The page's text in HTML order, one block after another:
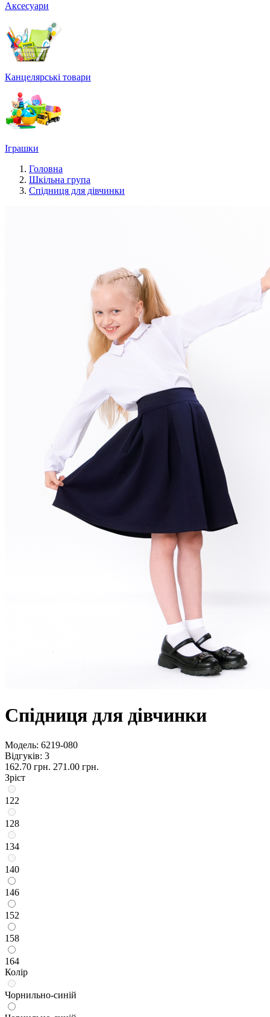
Аксесуари
Канцелярські товари
Іграшки
Головна
Шкільна група
Спідниця для дівчинки
Спідниця для дівчинки
Модель: 6219-080
Відгуків: 3
162.70 грн. 271.00 грн.
Зріст
122
128
134
140
146
152
158
164
Колір
Чорнильно-синій